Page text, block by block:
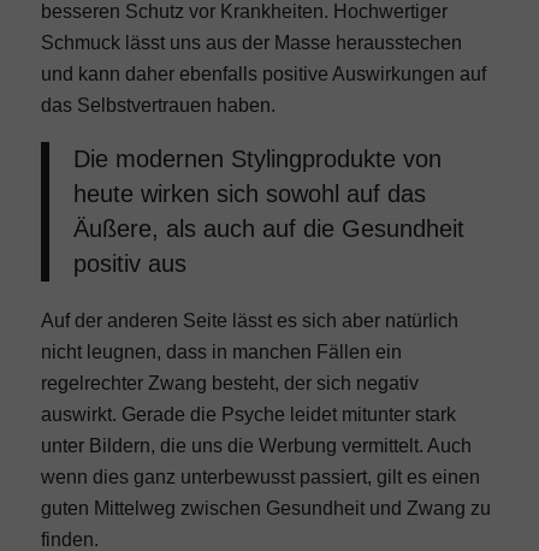
besseren Schutz vor Krankheiten. Hochwertiger
Schmuck lässt uns aus der Masse herausstechen
und kann daher ebenfalls positive Auswirkungen auf
das Selbstvertrauen haben.
Die modernen Stylingprodukte von
heute wirken sich sowohl auf das
Äußere, als auch auf die Gesundheit
positiv aus
Auf der anderen Seite lässt es sich aber natürlich
nicht leugnen, dass in manchen Fällen ein
regelrechter Zwang besteht, der sich negativ
auswirkt. Gerade die Psyche leidet mitunter stark
unter Bildern, die uns die Werbung vermittelt. Auch
wenn dies ganz unterbewusst passiert, gilt es einen
guten Mittelweg zwischen Gesundheit und Zwang zu
finden.